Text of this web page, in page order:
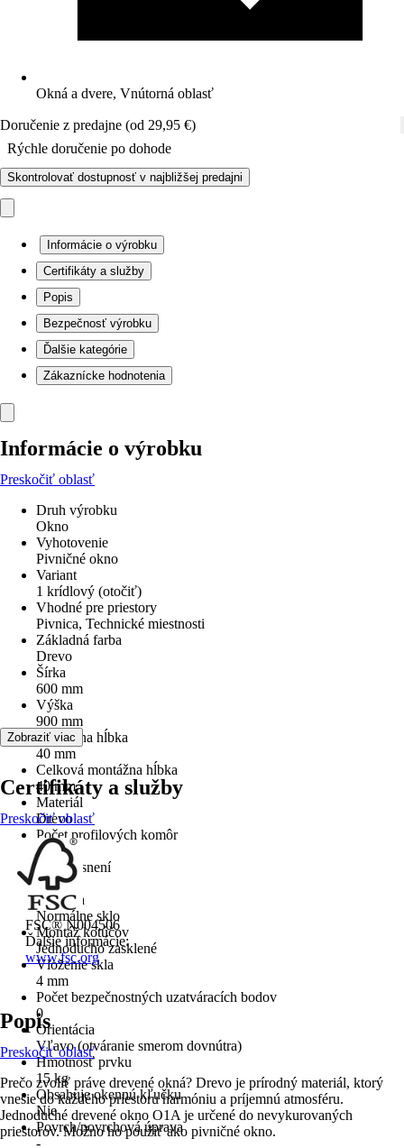
Okná a dvere, Vnútorná oblasť
Doručenie z predajne (od 29,95 €)
Rýchle doručenie po dohode
Skontrolovať dostupnosť v najbližšej predajni
Informácie o výrobku
Certifikáty a služby
Popis
Bezpečnosť výrobku
Ďalšie kategórie
Zákaznícke hodnotenia
Informácie o výrobku
Preskočiť oblasť
Druh výrobku
Okno
Vyhotovenie
Pivničné okno
Variant
1 krídlový (otočiť)
Vhodné pre priestory
Pivnica, Technické miestnosti
Základná farba
Drevo
Šírka
600 mm
Výška
900 mm
Montážna hĺbka
40 mm
Celková montážna hĺbka
40 mm
Materiál
Drevo
Počet profilových komôr
0
Počet tesnení
0
Typ skla
Normálne sklo
Montáž kotúčov
Jednoducho zasklené
Vloženie skla
4 mm
Počet bezpečnostných uzatváracích bodov
0
Orientácia
Vľavo (otváranie smerom dovnútra)
Hmotnosť prvku
15 kg
Obsahuje okennú kľučku
Nie
Povrch/povrchová úprava
-
Zobraziť viac
Certifikáty a služby
Preskočiť oblasť
FSC® N004506
Ďalšie informácie:
www.fsc.org
Popis
Preskočiť oblasť
Prečo zvoliť práve drevené okná? Drevo je prírodný materiál, ktorý
vnesie do každého priestoru harmóniu a príjemnú atmosféru.
Jednoduché drevené okno O1A je určené do nevykurovaných
priestorov. Možno ho použiť ako pivničné okno.